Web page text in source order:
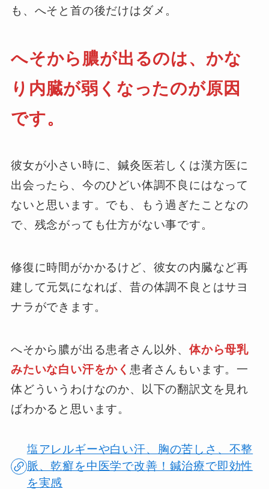
も、へそと首の後だけはダメ。
へそから膿が出るのは、かな
り内臓が弱くなったのが原因
です。
彼女が小さい時に、鍼灸医若しくは漢方医に
出会ったら、今のひどい体調不良にはなって
ないと思います。でも、もう過ぎたことなの
で、残念がっても仕方がない事です。
修復に時間がかかるけど、彼女の内臓など再
建して元気になれば、昔の体調不良とはサヨ
ナラができます。
へそから膿が出る患者さん以外、体から母乳
みたいな白い汗をかく 患者さんもいます。一
体どういうわけなのか、以下の翻訳文を見れ
ばわかると思います。
塩アレルギーや白い汗、胸の苦しさ、不整
脈、乾癬を中医学で改善！鍼治療で即効性
を実感